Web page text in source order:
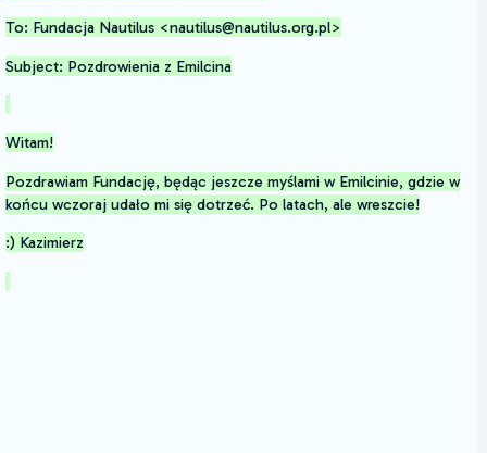
To: Fundacja Nautilus <nautilus@nautilus.org.pl>
Subject: Pozdrowienia z Emilcina
Witam!
Pozdrawiam Fundację, będąc jeszcze myślami w Emilcinie, gdzie w
końcu wczoraj udało mi się dotrzeć. Po latach, ale wreszcie!
:) Kazimierz